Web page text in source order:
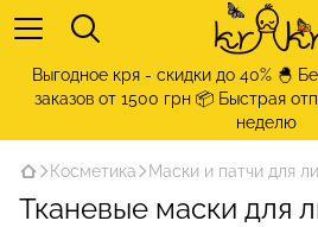
Выгодное кря - скидки до 40% 🐣
заказов от 1500 грн 📦 Быстрая
неделю
Косметика Маски и патчи для
Тканевые маски для